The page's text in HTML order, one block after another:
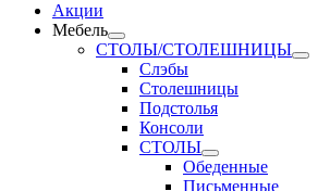
Акции
Мебель
СТОЛЫ/СТОЛЕШНИЦЫ
Слэбы
Столешницы
Подстолья
Консоли
СТОЛЫ
Обеденные
Письменные